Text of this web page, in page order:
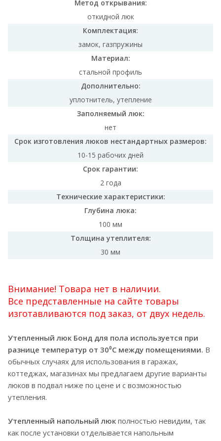
Метод открывания:
откидной люк
Комплектация:
замок, газпружины
Материал:
стальной профиль
Дополнительно:
уплотнитель, утепление
Заполняемый люк:
нет
Срок изготовления люков нестандартных размеров:
10-15 рабочих дней
Срок гарантии:
2 года
Технические характеристики:
Глубина люка:
100 мм
Толщина утеплителя:
30 мм
Внимание! Товара нет в наличии.
Все представленные на сайте товары
изготавливаются под заказ, от двух недель.
Утепленный люк Бонд для пола используется при
разнице температур от 30⁰C между помещениями. В
обычных случаях для использования в гаражах,
коттеджах, магазинах мы предлагаем другие варианты
люков в подвал ниже по цене и с возможностью
утепления.
Утепленный напольный люк полностью невидим, так
как после установки отделывается напольным